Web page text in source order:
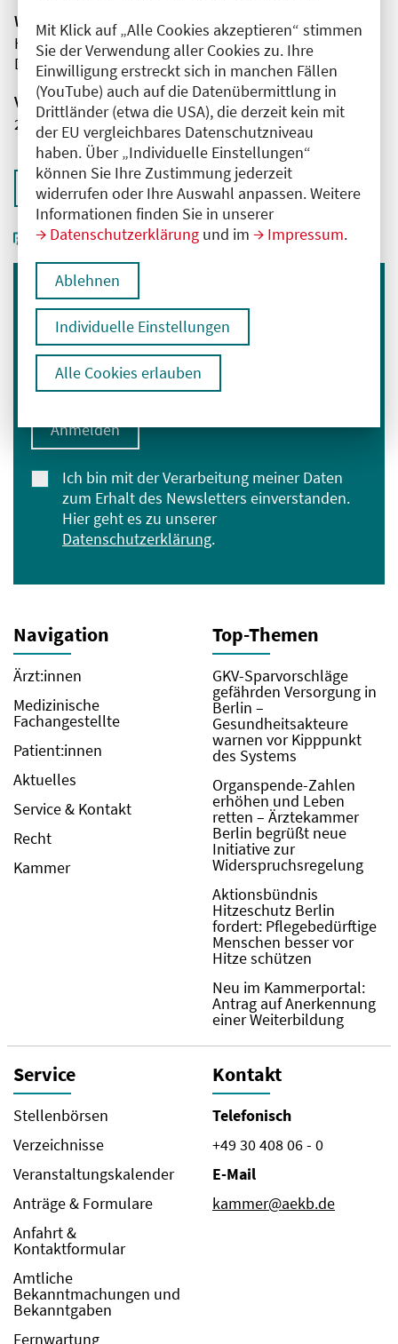
Mit Klick auf „Alle Cookies akzeptieren“ stimmen
Sie der Verwendung aller Cookies zu. Ihre
Einwilligung erstreckt sich in manchen Fällen
(YouTube) auch auf die Datenübermittlung in
Drittländer (etwa die USA), die derzeit kein mit
der EU vergleichbares Datenschutzniveau
haben. Über „Individuelle Einstellungen“
können Sie Ihre Zustimmung jederzeit
widerrufen oder Ihre Auswahl anpassen. Weitere
Informationen finden Sie in unserer
Datenschutzerklärung und im Impressum.
Ablehnen
Individuelle Einstellungen
Alle Cookies erlauben
Wissenschaftliche Leitung
Herr Prof. Dr. med. Volkmar Falk
Deutsches Herzzentrum der Charité (DHZC)
Veranstaltungsnummer
2761102026002330063
Zurück zur Übersicht
Immer informiert bleiben
Melden Sie sich für unseren Newsletter an:
E-Mail-Adresse eingeben
Ich bin mit der Verarbeitung meiner Daten
zum Erhalt des Newsletters einverstanden.
Hier geht es zu unserer
Datenschutzerklärung.
Anmelden
Navigation
Ärzt:innen
Medizinische
Fachangestellte
Patient:innen
Aktuelles
Service & Kontakt
Recht
Kammer
Top-Themen
GKV-Sparvorschläge
gefährden Versorgung in
Berlin –
Gesundheitsakteure
warnen vor Kipppunkt
des Systems
Organspende-Zahlen
erhöhen und Leben
retten – Ärztekammer
Berlin begrüßt neue
Initiative zur
Widerspruchsregelung
Aktionsbündnis
Hitzeschutz Berlin
fordert: Pflegebedürftige
Menschen besser vor
Hitze schützen
Neu im Kammerportal:
Antrag auf Anerkennung
einer Weiterbildung
Service
Stellenbörsen
Verzeichnisse
Veranstaltungskalender
Anträge & Formulare
Anfahrt &
Kontaktformular
Amtliche
Bekanntmachungen und
Bekanntgaben
Fernwartung
Kontakt
Telefonisch
+49 30 408 06 - 0
E-Mail
kammer@aekb.de